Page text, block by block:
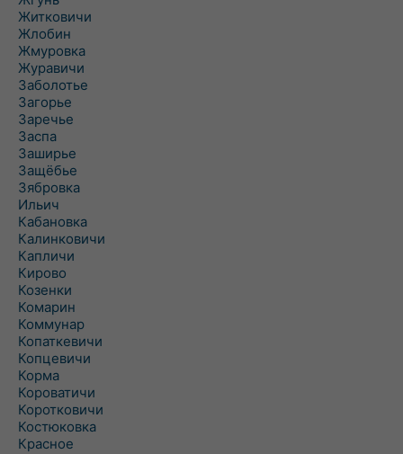
Житковичи
Жлобин
Жмуровка
Журавичи
Заболотье
Загорье
Заречье
Заспа
Заширье
Защёбье
Зябровка
Ильич
Кабановка
Калинковичи
Капличи
Кирово
Козенки
Комарин
Коммунар
Копаткевичи
Копцевичи
Корма
Короватичи
Коротковичи
Костюковка
Красное